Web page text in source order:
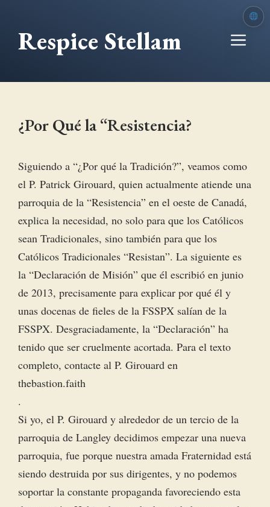
contenido
Respice Stellam
¿Por Qué la “Resistencia?
Siguiendo a “¿Por qué la Tradición?”, veamos como
el P. Patrick Girouard, quien actualmente atiende una
parroquia de la “Resistencia” en el oeste de Canadá,
explica la necesidad, no solo para que los Católicos
sean Tradicionales, sino también para que los
Católicos Tradicionales “Resistan”. La siguiente es
la “Declaración de Misión” que él escribió en junio
de 2013, precisamente para explicar por qué él y
unas docenas de fieles de la FSSPX salían de la
FSSPX. Desgraciadamente, la “Declaración” ha
tenido que ser cruelmente acortada. Para el texto
completo, contacte al P. Girouard en
thebastion.faith
.
Si yo, el P. Girouard y alrededor de un tercio de la
parroquia de Langley decidimos empezar una nueva
parroquia, fue porque nuestra amada Fraternidad está
siendo destruida por sus dirigentes, y no podemos
soportar la constante propaganda favoreciendo esta